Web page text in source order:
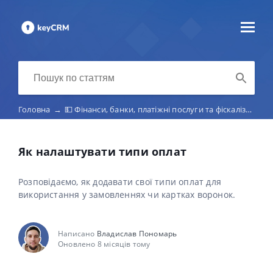
Головна → 💵 Фінанси, банки, платіжні послуги та фіскалізація чеків
Як налаштувати типи оплат
Розповідаємо, як додавати свої типи оплат для
використання у замовленнях чи картках воронок.
Написано Владислав Пономарь
Оновлено 8 місяців тому